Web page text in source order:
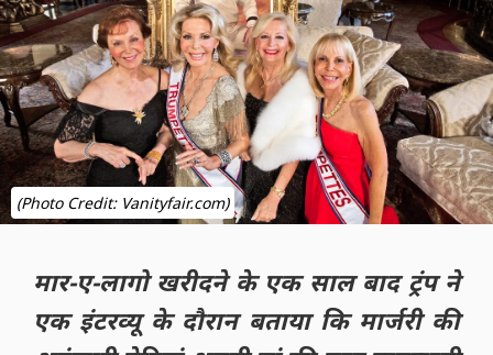
(Photo Credit: Vanityfair.com)